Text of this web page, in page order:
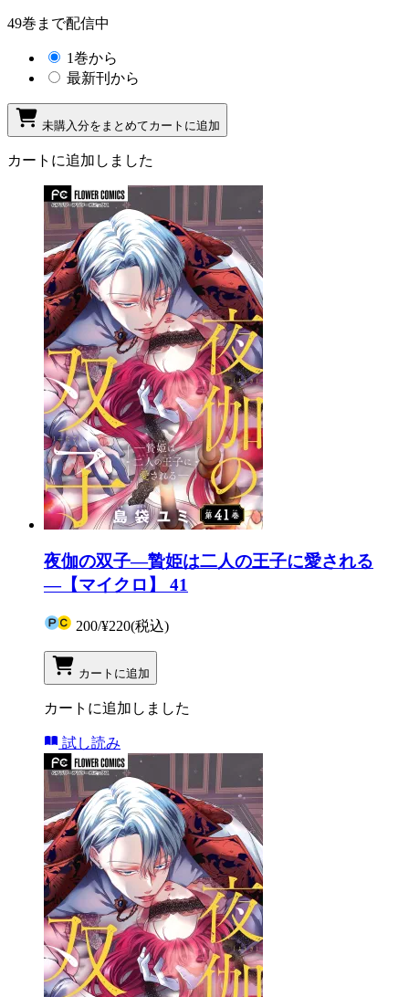
49巻まで配信中
1巻から
最新刊から
未購入分をまとめてカートに追加
カートに追加しました
夜伽の双子―贄姫は二人の王子に愛される
―【マイクロ】 41
200/¥220(税込)
カートに追加
カートに追加しました
試し読み